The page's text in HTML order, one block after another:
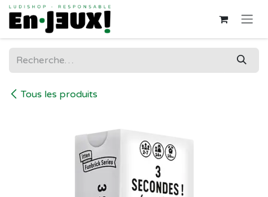
Se rendre au contenu
Tous les produits